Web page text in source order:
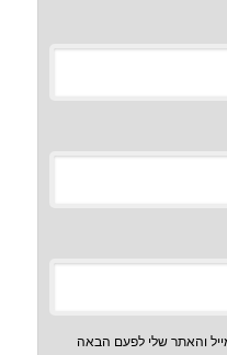
והאתר שלי לפעם הבאה